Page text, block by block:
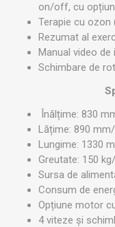
on/off, cu
Terapie cu ozon
Rezumat al
Manual video de
Schimbare de
Înălțime: 830
Lățime: 890 mm/
Lungime: 1330
Greutate: 150
Sursa de
Consum de
Opțiune motor
4 viteze și